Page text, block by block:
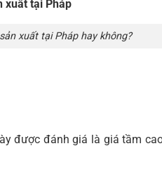
xuất tại Pháp
xuất tại Pháp hay không?
được đánh giá là giá tầm